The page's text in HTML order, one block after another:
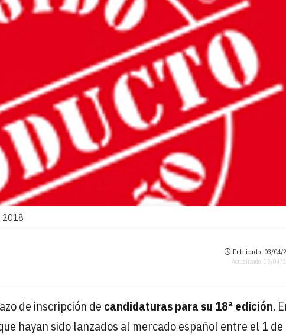
2018
Publicado: 03/04/
Actualizado: 03/04/
de inscripción de candidaturas para su 18ª edición.
hayan sido lanzados al mercado español entre el 1